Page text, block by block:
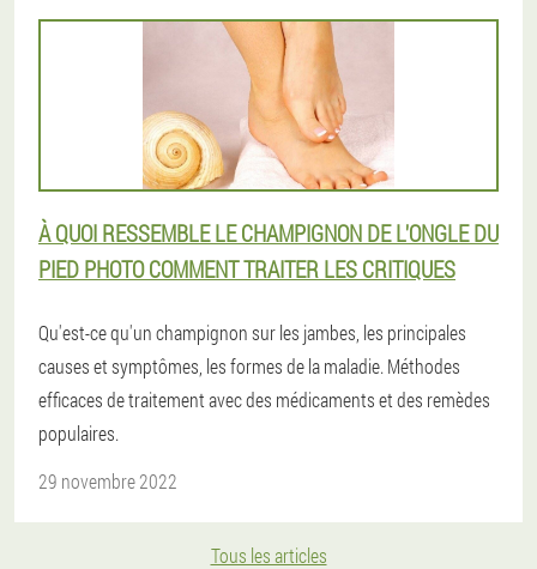
À QUOI RESSEMBLE LE CHAMPIGNON DE L'ONGLE DU
PIED PHOTO COMMENT TRAITER LES CRITIQUES
Qu'est-ce qu'un champignon sur les jambes, les principales
causes et symptômes, les formes de la maladie. Méthodes
efficaces de traitement avec des médicaments et des remèdes
populaires.
29 novembre 2022
Tous les articles